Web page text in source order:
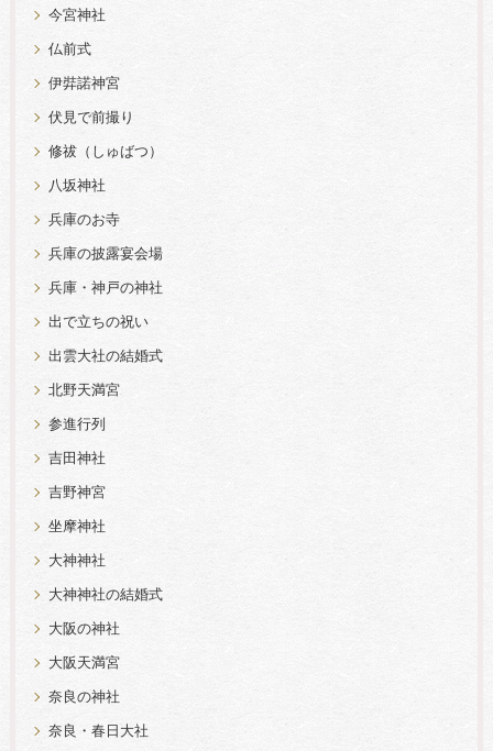
今宮神社
仏前式
伊弉諾神宮
伏見で前撮り
修祓（しゅばつ）
八坂神社
兵庫のお寺
兵庫の披露宴会場
兵庫・神戸の神社
出で立ちの祝い
出雲大社の結婚式
北野天満宮
参進行列
吉田神社
吉野神宮
坐摩神社
大神神社
大神神社の結婚式
大阪の神社
大阪天満宮
奈良の神社
奈良・春日大社